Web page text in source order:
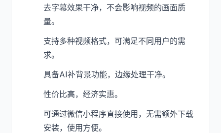
去字幕效果干净，不会影响视频的画面质
量。
支持多种视频格式，可满足不同用户的需
求。
具备AI补背景功能，边缘处理干净。
性价比高，经济实惠。
可通过微信小程序直接使用，无需额外下载
安装，使用方便。